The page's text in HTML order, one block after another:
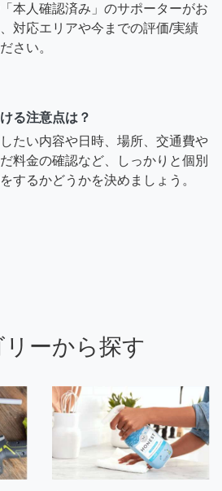
本人確認済み」のサポーターがお
対応エリアや今までの評価/実績
さい。
る注意点は？
たい内容や日時、場所、交通費や
料金の確認など、しっかりと個別
するかどうかを決めましょう。
リーから探す